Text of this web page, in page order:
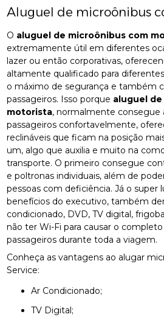
Aluguel de microônibus
O aluguel de microônibus com
extremamente útil em diferentes
lazer ou então corporativas,
altamente qualificado para
o máximo de segurança e também
passageiros. Isso porque aluguel
motorista, normalmente consegue
passageiros confortavelmente,
reclináveis que ficam na posição
um, algo que auxilia e muito na
transporte. O primeiro consegue
e poltronas individuais, além de
pessoas com deficiência. Já o super
benefícios do executivo, também
condicionado, DVD, TV digital,
não ter Wi-Fi para causar o
passageiros durante toda a viagem.
Conheça as vantagens ao alugar
Service:
Ar Condicionado;
TV Digital;